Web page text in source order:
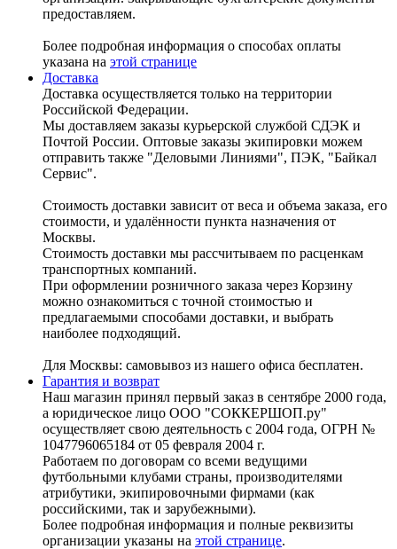
предоставляем.
Более подробная информация о способах оплаты
указана на этой странице
Доставка
Доставка осуществляется только на территории
Российской Федерации.
Мы доставляем заказы курьерской службой СДЭК и
Почтой России. Оптовые заказы экипировки можем
отправить также "Деловыми Линиями", ПЭК, "Байкал
Сервис".
Стоимость доставки зависит от веса и объема заказа, его
стоимости, и удалённости пункта назначения от
Москвы.
Стоимость доставки мы рассчитываем по расценкам
транспортных компаний.
При оформлении розничного заказа через Корзину
можно ознакомиться с точной стоимостью и
предлагаемыми способами доставки, и выбрать
наиболее подходящий.
Для Москвы: самовывоз из нашего офиса бесплатен.
Гарантия и возврат
Наш магазин принял первый заказ в сентябре 2000 года,
а юридическое лицо ООО "СОККЕРШОП.ру"
осуществляет свою деятельность с 2004 года, ОГРН №
1047796065184 от 05 февраля 2004 г.
Работаем по договорам со всеми ведущими
футбольными клубами страны, производителями
атрибутики, экипировочными фирмами (как
российскими, так и зарубежными).
Более подробная информация и полные реквизиты
организации указаны на этой странице.